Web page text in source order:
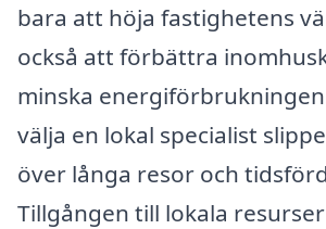
bara att höja fastighetens
också att förbättra
minska
välja en lokal specialist
över långa resor och
Tillgången till lokala